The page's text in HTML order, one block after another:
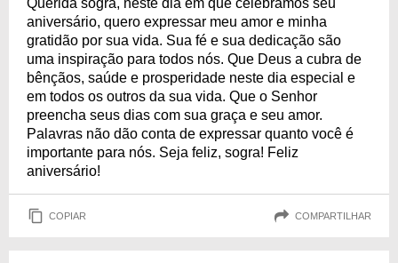
Querida sogra, neste dia em que celebramos seu
aniversário, quero expressar meu amor e minha
gratidão por sua vida. Sua fé e sua dedicação são
uma inspiração para todos nós. Que Deus a cubra de
bênçãos, saúde e prosperidade neste dia especial e
em todos os outros da sua vida. Que o Senhor
preencha seus dias com sua graça e seu amor.
Palavras não dão conta de expressar quanto você é
importante para nós. Seja feliz, sogra! Feliz
aniversário!
COPIAR COMPARTILHAR